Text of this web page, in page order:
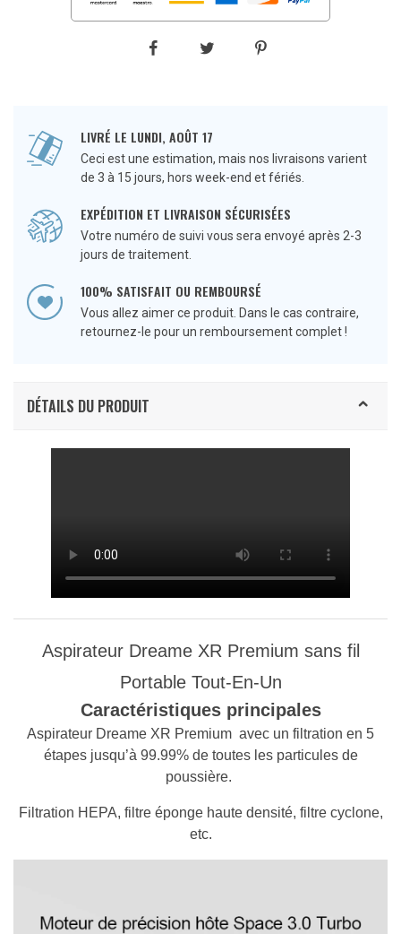
LIVRÉ LE LUNDI, AOÛT 17
Ceci est une estimation, mais nos livraisons varient
de 3 à 15 jours, hors week-end et fériés.
EXPÉDITION ET LIVRAISON SÉCURISÉES
Votre numéro de suivi vous sera envoyé après 2-3
jours de traitement.
100% SATISFAIT OU REMBOURSÉ
Vous allez aimer ce produit. Dans le cas contraire,
retournez-le pour un remboursement complet !
DÉTAILS DU PRODUIT
Aspirateur Dreame XR Premium sans fil
Portable Tout-En-Un
Caractéristiques principales
Aspirateur Dreame XR Premium avec un filtration en 5
étapes jusqu’à 99.99% de toutes les particules de
poussière.
Filtration HEPA, filtre éponge haute densité, filtre cyclone,
etc.